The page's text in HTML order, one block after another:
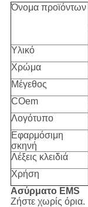
Όνομα προϊόντων
Υλικό
Χρώμα
Μέγεθος
COem
Λογότυπο
Εφαρμόσιμη
σκηνή
Λέξεις κλειδιά
Χρήση
Ασύρματο EMS
Ζήστε χωρίς όρια.